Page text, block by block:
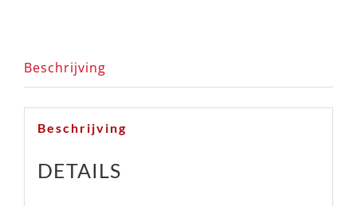
Beschrijving
Beschrijving
DETAILS